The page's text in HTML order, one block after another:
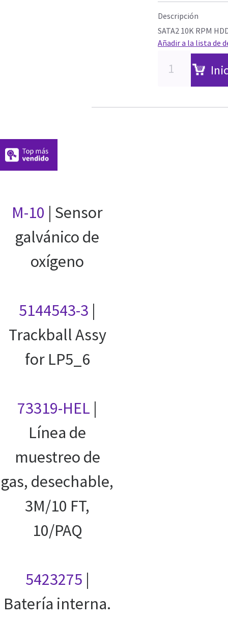
Descripción
SATA2 10K RPM
Añadir a la lista de
M-10 | Sensor
galvánico de
oxígeno
5144543-3 |
Trackball Assy
for LP5_6
73319-HEL |
Línea de
muestreo de
gas, desechable,
3M/10 FT,
10/PAQ
5423275 |
Batería interna.